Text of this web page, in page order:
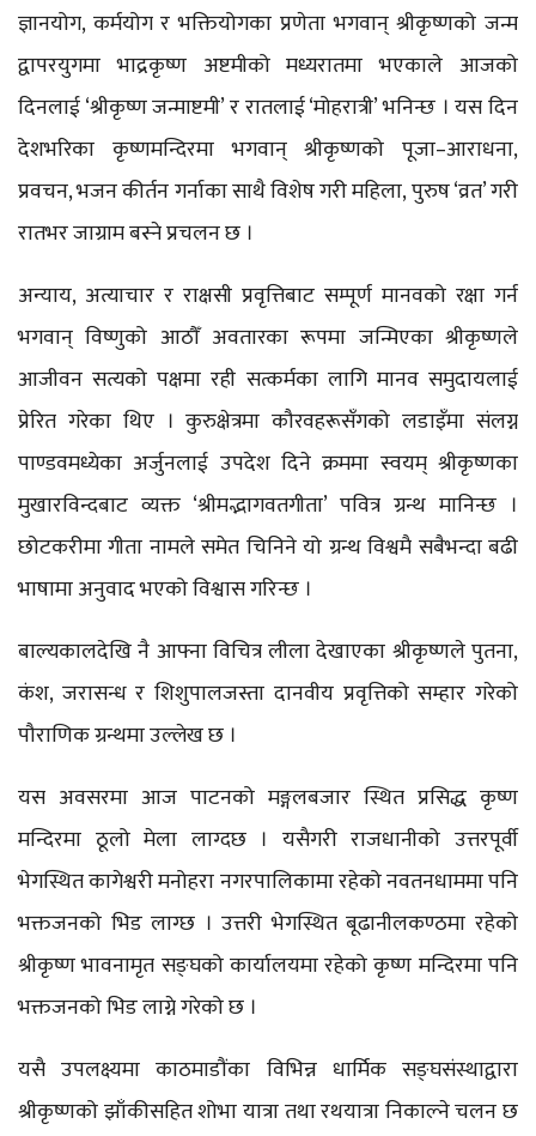
ज्ञानयोग, कर्मयोग र भक्तियोगका प्रणेता भगवान् श्रीकृष्णको जन्म
द्वापरयुगमा भाद्रकृष्ण अष्टमीको मध्यरातमा भएकाले आजको
दिनलाई ‘श्रीकृष्ण जन्माष्टमी’ र रातलाई ‘मोहरात्री’ भनिन्छ । यस दिन
देशभरिका कृष्णमन्दिरमा भगवान् श्रीकृष्णको पूजा–आराधना,
प्रवचन, भजन कीर्तन गर्नाका साथै विशेष गरी महिला, पुरुष ‘व्रत’ गरी
रातभर जाग्राम बस्ने प्रचलन छ ।
अन्याय, अत्याचार र राक्षसी प्रवृत्तिबाट सम्पूर्ण मानवको रक्षा गर्न
भगवान् विष्णुको आठौँ अवतारका रूपमा जन्मिएका श्रीकृष्णले
आजीवन सत्यको पक्षमा रही सत्कर्मका लागि मानव समुदायलाई
प्रेरित गरेका थिए । कुरुक्षेत्रमा कौरवहरूसँगको लडाइँमा संलग्न
पाण्डवमध्येका अर्जुनलाई उपदेश दिने क्रममा स्वयम् श्रीकृष्णका
मुखारविन्दबाट व्यक्त ‘श्रीमद्भागवतगीता’ पवित्र ग्रन्थ मानिन्छ ।
छोटकरीमा गीता नामले समेत चिनिने यो ग्रन्थ विश्वमै सबैभन्दा बढी
भाषामा अनुवाद भएको विश्वास गरिन्छ ।
बाल्यकालदेखि नै आफ्ना विचित्र लीला देखाएका श्रीकृष्णले पुतना,
कंश, जरासन्ध र शिशुपालजस्ता दानवीय प्रवृत्तिको सम्हार गरेको
पौराणिक ग्रन्थमा उल्लेख छ ।
यस अवसरमा आज पाटनको मङ्गलबजार स्थित प्रसिद्ध कृष्ण
मन्दिरमा ठूलो मेला लाग्दछ । यसैगरी राजधानीको उत्तरपूर्वी
भेगस्थित कागेश्वरी मनोहरा नगरपालिकामा रहेको नवतनधाममा पनि
भक्तजनको भिड लाग्छ । उत्तरी भेगस्थित बूढानीलकण्ठमा रहेको
श्रीकृष्ण भावनामृत सङ्घको कार्यालयमा रहेको कृष्ण मन्दिरमा पनि
भक्तजनको भिड लाग्ने गरेको छ ।
यसै उपलक्ष्यमा काठमाडौंका विभिन्न धार्मिक सङ्घसंस्थाद्वारा
श्रीकृष्णको झाँकीसहित शोभा यात्रा तथा रथयात्रा निकाल्ने चलन छ